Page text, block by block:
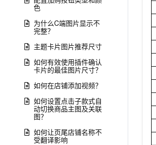
色
为什么C端图片显示不
完整？
主题卡片图片推荐尺寸
如何有效使用插件确认
卡片的最佳图片尺寸？
如何在店铺添加视频？
如何设置点击子款式自
动切换商品主图及关联
图？
如何让页尾店铺名称不
受翻译影响